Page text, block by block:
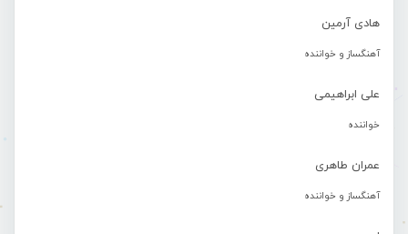
هادی آرمین
آهنگساز و خواننده
علی ابراهیمی
خواننده
عمران طاهری
آهنگساز و خواننده